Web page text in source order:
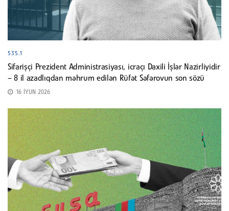
535.1
Sifarişçi Prezident Administrasiyası, icraçı Daxili İşlər Nazirliyidir
– 8 il azadlıqdan məhrum edilən Rüfət Səfərovun son sözü
16 İYUN 2026